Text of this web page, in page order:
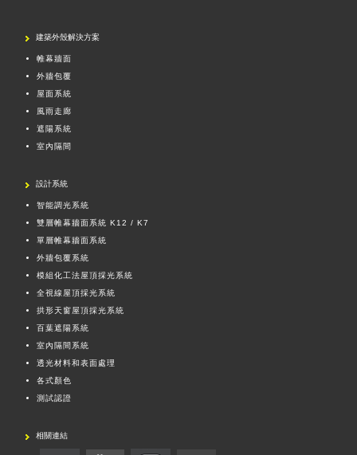
建築外殼解決方案
帷幕牆面
外牆包覆
屋面系統
風雨走廊
遮陽系統
室內隔間
設計系統
智能調光系統
雙層帷幕牆面系統 K12 / K7
單層帷幕牆面系統
外牆包覆系統
模組化工法屋頂採光系統
全視線屋頂採光系統
拱形天窗屋頂採光系統
百葉遮陽系統
室內隔間系統
透光材料和表面處理
各式顏色
測試認證
相關連結